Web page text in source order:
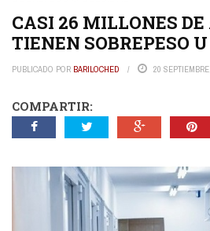
CASI 26 MILLONES
TIENEN SOBREPESO
PUBLICADO POR BARILOCHED 20
COMPARTIR: